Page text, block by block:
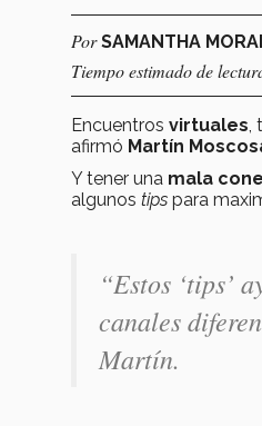
PorSAMANTHA
Tiempo estimado de
Encuentros virtuales
afirmó Martín
Y tener una mala
algunos tips para
“Estos ‘tips’
canales
Martín.